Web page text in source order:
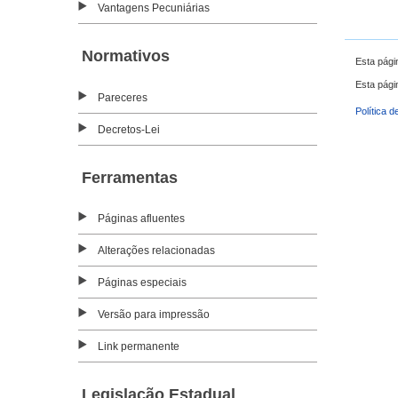
Vantagens Pecuniárias
Normativos
Pareceres
Decretos-Lei
Ferramentas
Páginas afluentes
Alterações relacionadas
Páginas especiais
Versão para impressão
Link permanente
Esta
Esta
Política